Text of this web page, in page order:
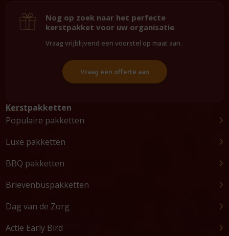
Nog op zoek naar het perfecte
kerstpakket voor uw organisatie
Vraag vrijblijvend een voorstel op maat aan.
Vraag een offerte aan
Kerstpakketten
Populaire pakketten
Luxe pakketten
BBQ pakketten
Brievenbuspakketten
Dag van de Zorg
Actie Early Bird